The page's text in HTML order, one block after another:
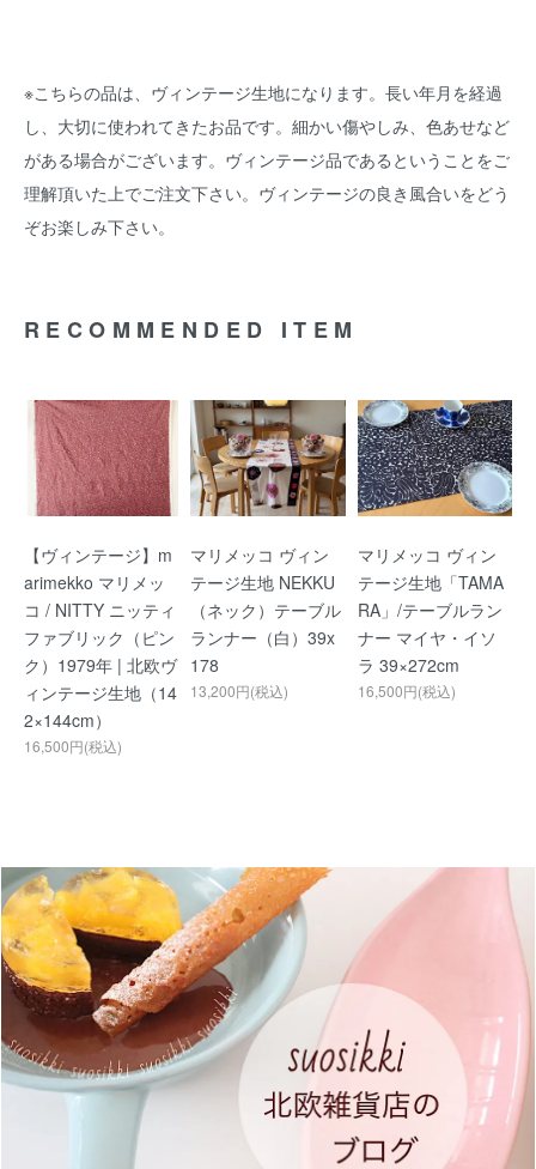
※こちらの品は、ヴィンテージ生地になります。長い年月を経過
し、大切に使われてきたお品です。細かい傷やしみ、色あせなど
がある場合がございます。ヴィンテージ品であるということをご
理解頂いた上でご注文下さい。ヴィンテージの良き風合いをどう
ぞお楽しみ下さい。
RECOMMENDED ITEM
【ヴィンテージ】m
arimekko マリメッ
コ / NITTY ニッティ
ファブリック（ピン
ク）1979年 | 北欧ヴ
ィンテージ生地（14
2×144cm）
16,500円(税込)
マリメッコ ヴィン
テージ生地 NEKKU
（ネック）テーブル
ランナー（白）39x
178
13,200円(税込)
マリメッコ ヴィン
テージ生地「TAMA
RA」/テーブルラン
ナー マイヤ・イソ
ラ 39×272cm
16,500円(税込)